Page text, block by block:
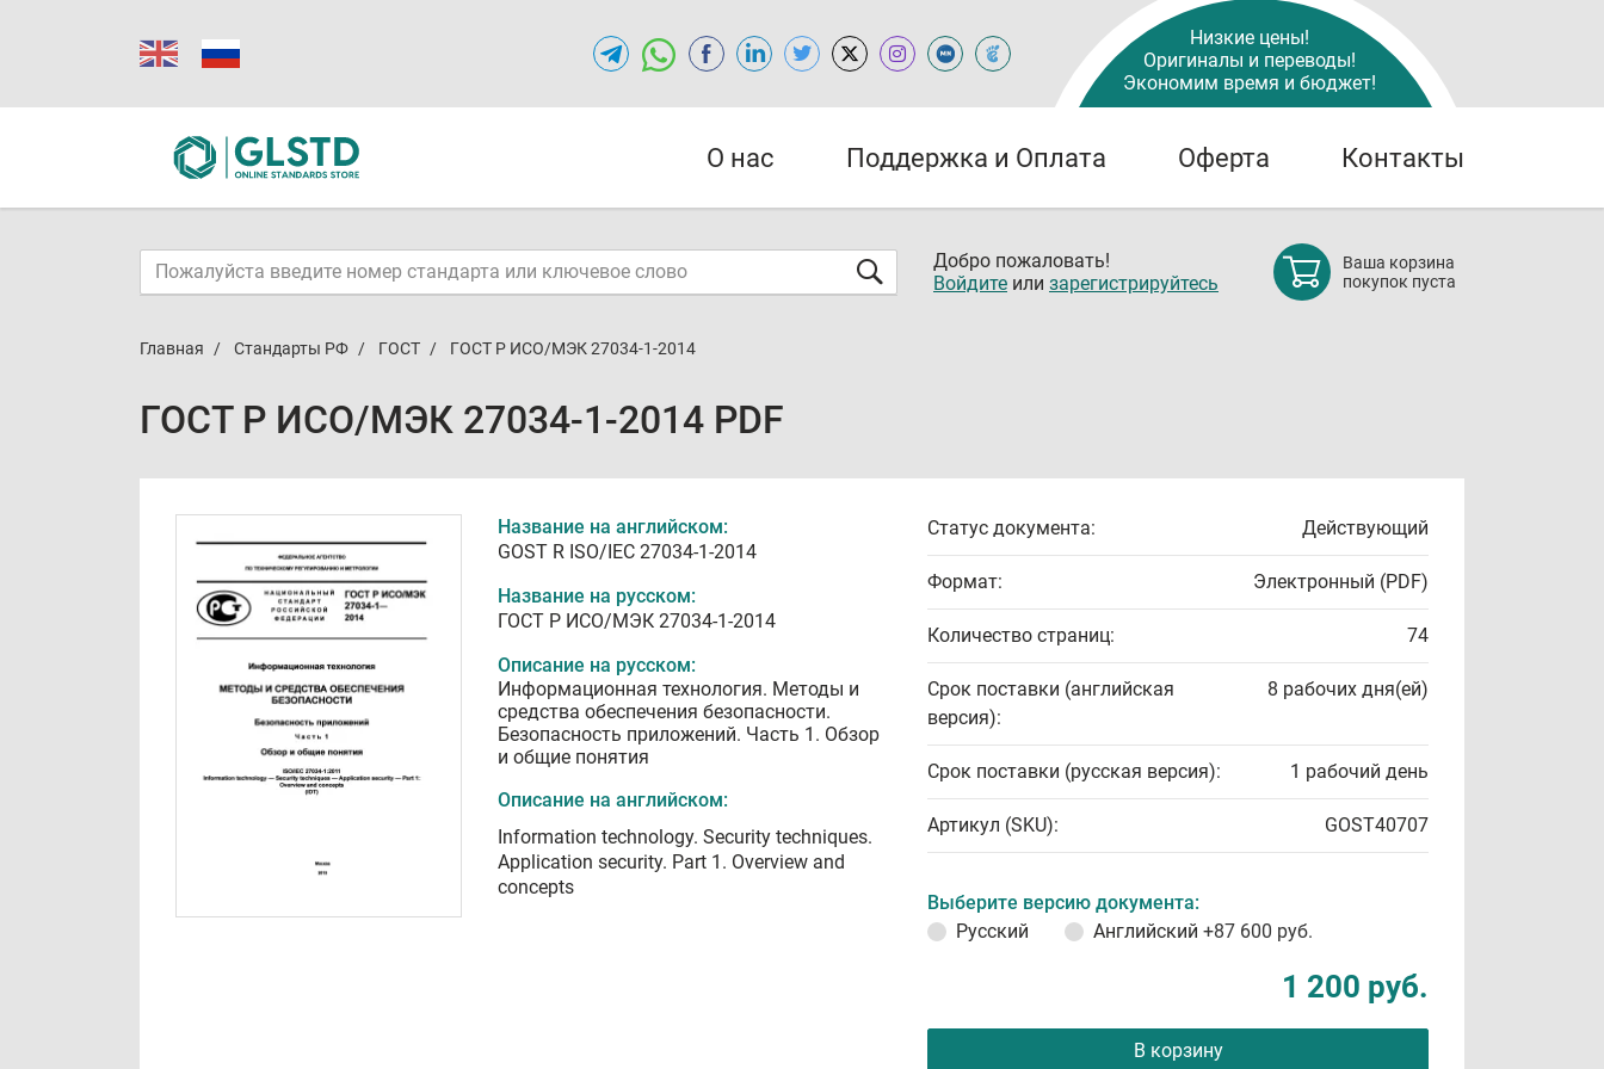
Низкие цены!
Оригиналы и переводы!
Экономим время и бюджет!
О нас Поддержка и Оплата Оферта Контакты
Добро пожаловать!
Войдите или зарегистрируйтесь
Ваша корзина
покупок пуста
Главная Стандарты РФ ГОСТ ГОСТ Р ИСО/МЭК 27034-1-2014
ГОСТ Р ИСО/МЭК 27034-1-2014 PDF
Название на английском:
GOST R ISO/IEC 27034-1-2014
Название на русском:
ГОСТ Р ИСО/МЭК 27034-1-2014
Описание на русском:
Информационная технология. Методы и
средства обеспечения безопасности.
Безопасность приложений. Часть 1. Обзор
и общие понятия
Описание на английском:
Information technology. Security techniques.
Application security. Part 1. Overview and
concepts
Статус документа: Действующий
Формат: Электронный (PDF)
Количество страниц: 74
Срок поставки (английская
версия):
8 рабочих дня(ей)
Срок поставки (русская версия): 1 рабочий день
Артикул (SKU): GOST40707
Выберите версию документа:
Русский
Английский +87 600 руб.
1 200 руб.
В корзину